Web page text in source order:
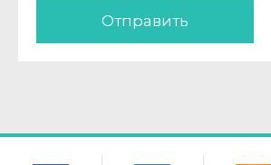
Отправить